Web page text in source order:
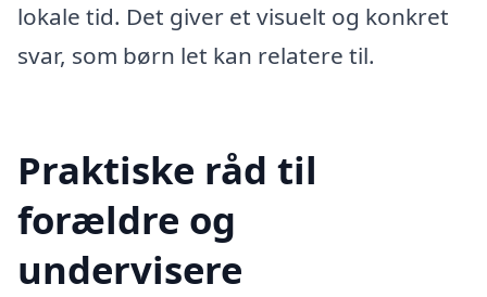
lokale tid. Det giver et visuelt og konkret
svar, som børn let kan relatere til.
Praktiske råd til
forældre og
undervisere